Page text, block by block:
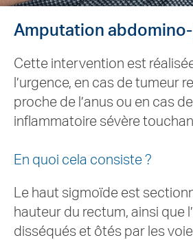
Amputation
Cette intervention est
l’urgence, en cas de tumeur
proche de l’anus ou en cas
inflammatoire sévère
En quoi cela consiste ?
Le haut sigmoïde est
hauteur du rectum, ainsi que
disséqués et ôtés par les